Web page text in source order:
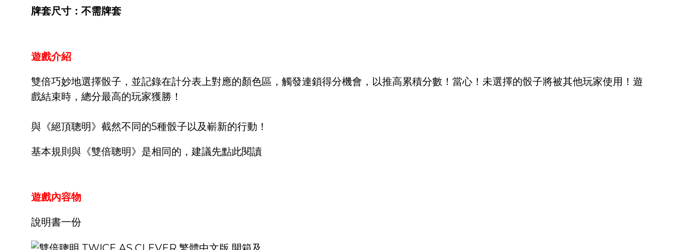
牌套尺寸：不需牌套
遊戲介紹
雙倍巧妙地選擇骰子，並記錄在計分表上對應的顏色區，觸發連鎖得分機會，以推高累積分數！當心！未選擇的骰子將被其他玩家使用！遊
戲結束時，總分最高的玩家獲勝！
與《絕頂聰明》截然不同的5種骰子以及嶄新的行動！
基本規則與《雙倍聰明》是相同的，建議先點此閱讀
遊戲內容物
說明書一份